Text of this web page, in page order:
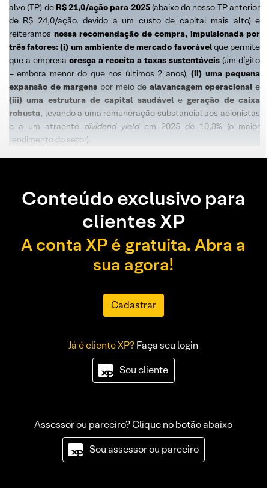
alvo (TP) de R$ 21,0/ação para 2025(abaixo do nosso TP anterior
de R$ 24,0/ação. devido a um custo de capital mais alto) e
reiteramos nossa recomendação de compra, impulsionada por
três fatores: (i) um ambiente de mercado favorávelque permite
que a empresa cresça a receita a taxas sustentáveis (um dígito
– embora menor do que nos últimos 2 anos),(ii) uma pequena
expansão de margens por meio de alavancagem operacional e
(iii) uma estrutura de capital saudávele geração de caixa
robusta, levando a uma remuneração substancial aos acionistas
e a um atraente dividend yieldem 2025 de 10,3% (o maior
rendimento do setor).
Conteúdo exclusivo para
clientes XP
A conta XP é gratuita. Abra a
sua agora!
Cadastrar
Já é cliente XP?Faça seu login
Sou cliente
Assessor ou parceiro? Clique no botão abaixo
Sou assessor ou parceiro